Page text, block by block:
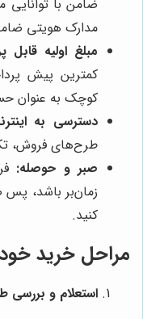
ضامن با
مدارک هویتی
مبلغ اولیه
کمترین پیش
کوچک به عنوان
دسترسی به
طرح‌های فروش،
صبر و حوصله:
زمان‌بر باشد، پس
کنید.
مراحل خرید
استعلام و